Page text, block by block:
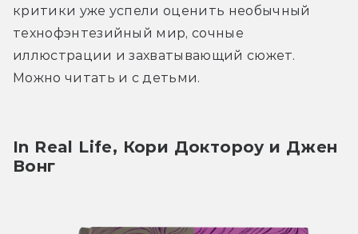
критики уже успели оценить необычный
технофэнтезийный мир, сочные
иллюстрации и захватывающий сюжет.
Можно читать и с детьми.
In Real Life, Кори Доктороу и Джен
Вонг